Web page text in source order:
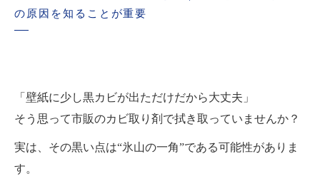
の原因を知ることが重要
「壁紙に少し黒カビが出ただけだから大丈夫」
そう思って市販のカビ取り剤で拭き取っていませんか？
実は、その黒い点は“氷山の一角”である可能性がありま
す。